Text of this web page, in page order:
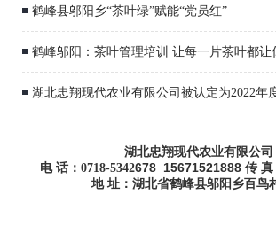
鹤峰县邬阳乡“茶叶绿”赋能“党员红”
鹤峰邬阳：茶叶管理培训 让每一片茶叶都让
湖北忠翔现代农业有限公司被认定为2022年度湖北省农业产业化省级重点龙
湖北忠翔现代农业有限公司
电 话：0718-5342678 15671521888 传 真
地 址：湖北省鹤峰县邬阳乡百鸟